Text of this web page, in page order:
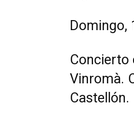
Domingo,
Concierto
Vinromà.
Castellón.